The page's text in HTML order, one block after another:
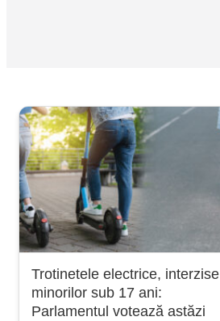
Trotinetele electrice, interzise
minorilor sub 17 ani:
Parlamentul votează astăzi